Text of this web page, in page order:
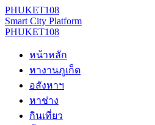
PHUKET108
Smart City Platform
PHUKET108
หน้าหลัก
หางานภูเก็ต
อสังหาฯ
หาช่าง
กินเที่ยว